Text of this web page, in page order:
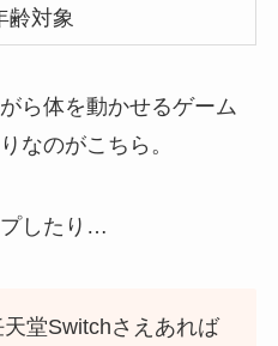
齢対象
ら体を動かせるゲーム
なのがこちら。
したり…
堂Switchさえあれば